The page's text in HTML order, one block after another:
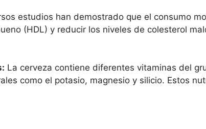
estudios han demostrado que el consumo
(HDL) y reducir los niveles de colesterol
La cerveza contiene diferentes vitaminas del
como el potasio, magnesio y silicio. Estos